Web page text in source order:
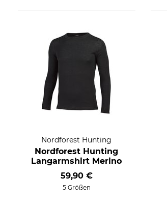
Nordforest Hunting
Nordforest Hunting
Langarmshirt Merino
59,90 €
5 Größen